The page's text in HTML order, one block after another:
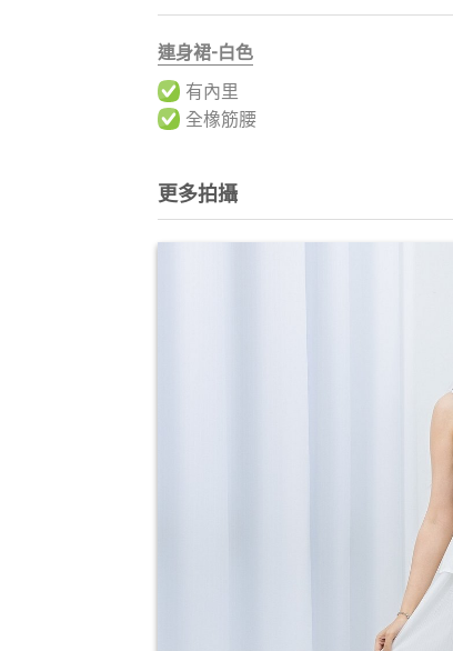
連身裙-白色
有內里
全橡筋腰
更多拍攝